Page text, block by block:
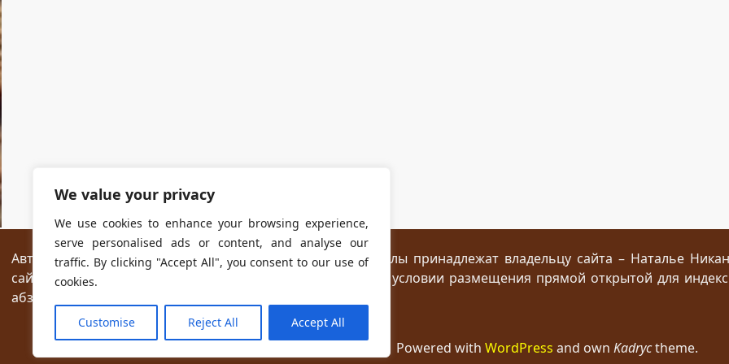
We value your privacy
We use cookies to enhance your browsing experience,
serve personalised ads or content, and analyse our
traffic. By clicking "Accept All", you consent to our use of
cookies.
Customise Reject All Accept All
Авторские права на все размещённые на сайте материалы принадлежат владельцу сайта – Наталье
сайтах разрешается без предварительного согласия при условии размещения прямой открытой для
абзаца текста.
Powered with WordPress and own Kadryctheme.